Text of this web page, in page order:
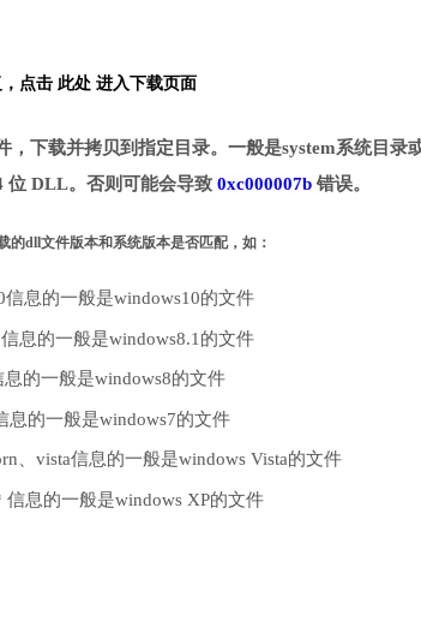
点击 此处 进入下载页面
，下载并拷贝到指定目录。一般是system系统目录
位 DLL。否则可能会导致 0xc000007b 错误。
的dll文件版本和系统版本是否匹配，如：
息的一般是windows10的文件
息的一般是windows8.1的文件
的一般是windows8的文件
息的一般是windows7的文件
、vista信息的一般是windows Vista的文件
息的一般是windows XP的文件